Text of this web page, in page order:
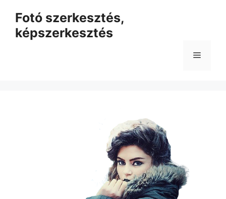
tartalomba
Fotó szerkesztés,
képszerkesztés
Menü